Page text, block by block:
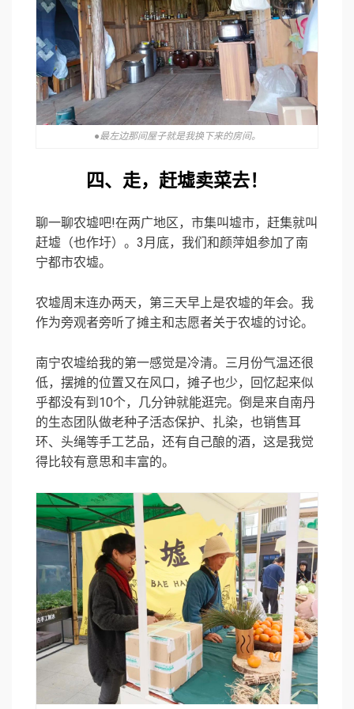
●最左边那间屋子就是我换下来的房间。
四、走，赶墟卖菜去！
聊一聊农墟吧!在两广地区，市集叫墟市，赶集就叫
赶墟（也作圩）。3月底，我们和颜萍姐参加了南
宁都市农墟。
农墟周末连办两天，第三天早上是农墟的年会。我
作为旁观者旁听了摊主和志愿者关于农墟的讨论。
南宁农墟给我的第一感觉是冷清。三月份气温还很
低，摆摊的位置又在风口，摊子也少，回忆起来似
乎都没有到10个，几分钟就能逛完。倒是来自南丹
的生态团队做老种子活态保护、扎染，也销售耳
环、头绳等手工艺品，还有自己酿的酒，这是我觉
得比较有意思和丰富的。